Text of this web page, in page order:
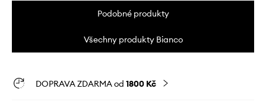
Podobné produkty
Všechny produkty Bianco
DOPRAVA ZDARMA od 1800 Kč